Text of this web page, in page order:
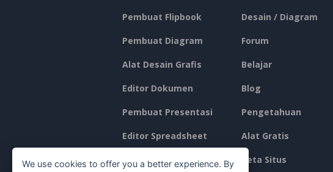
Pembuat Flipbook
Pembuat Diagram
Alat Desain Grafis
Editor Dokumen
Pembuat Presentasi
Editor Spreadsheet
Harga
Desain / Diagram
Forum
Belajar
Blog
Pengetahuan
Alat Gratis
Peta Situs
We use cookies to offer you a better experience. By